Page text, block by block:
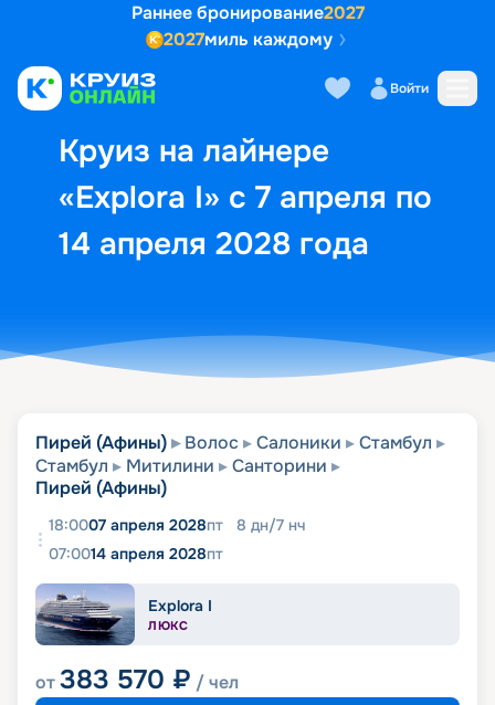
Раннее бронирование2027
2027миль каждому
Войти
Круиз на лайнере
«Explora I» с 7 апреля по
14 апреля 2028 года
Выбор кают Маршрут и
Пирей (Афины) Волос Салоники
Стамбул
Стамбул
Митилини
Санторини
Пирей (Афины)
18:0007 апреля 2028пт 8 дн/7 нч
07:0014 апреля 2028пт
Explora I
ЛЮКС
от383 570 ₽ / чел